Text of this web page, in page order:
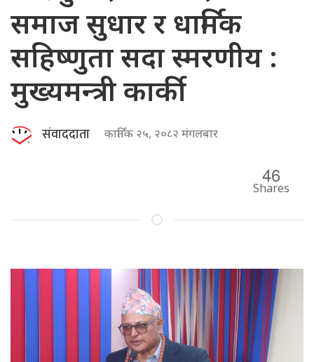
समाज सुधार र धार्मिक
सहिष्णुता सदा स्मरणीय :
मुख्यमन्त्री कार्की
संवाददाता कार्तिक २५, २०८२ मंगलबार
46
Shares